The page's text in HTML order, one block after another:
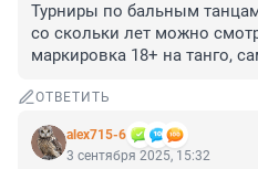
Турниры по бальным
со скольки лет можно
маркировка 18+ на танго,
ОТВЕТИТЬ
alex715-6
3 сентября 2025, 15:32